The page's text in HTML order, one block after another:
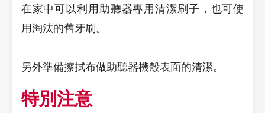
在家中可以利用助聽器專用清潔刷子，也可使
用淘汰的舊牙刷。
另外準備擦拭布做助聽器機殼表面的清潔。
特別注意